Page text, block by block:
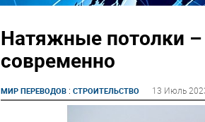
Натяжные потолки –
современно
МИР ПЕРЕВОДОВ: СТРОИТЕЛЬСТВО 13 Июль